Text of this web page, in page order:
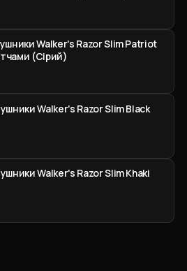
Walker's Razor Slim Patriot
(Сірий)
Walker's Razor Slim Black
Walker's Razor Slim Khaki